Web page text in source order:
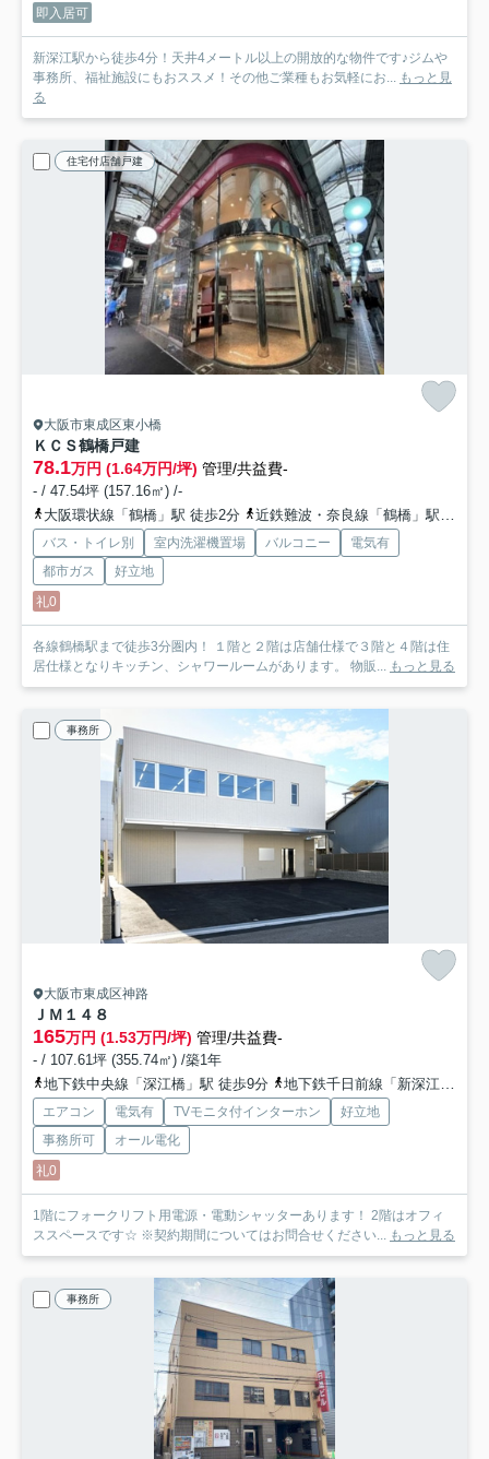
即入居可
新深江駅から徒歩4分！天井4メートル以上の開放的な物件です♪ジムや
事務所、福祉施設にもおススメ！その他ご業種もお気軽にお...
もっと見
る
住宅付店舗戸建
大阪市東成区東小橋
ＫＣＳ鶴橋戸建
78.1万円 (1.64万円/坪) 管理/共益費-
- / 47.54坪 (157.16㎡) /-
大阪環状線「鶴橋」駅 徒歩2分
近鉄難波・奈良線「鶴橋」駅 徒歩2分
バス・トイレ別 室内洗濯機置場 バルコニー
電気有
都市ガス
好立地
礼0
各線鶴橋駅まで徒歩3分圏内！ １階と２階は店舗仕様で３階と４階は住
居仕様となりキッチン、シャワールームがあります。 物販...
もっと見る
事務所
大阪市東成区神路
ＪＭ１４８
165万円 (1.53万円/坪) 管理/共益費-
- / 107.61坪 (355.74㎡) /築1年
地下鉄中央線「深江橋」駅 徒歩9分
地下鉄千日前線「新深江」駅 徒歩10分
エアコン 電気有 TVモニタ付インターホン
好立地
事務所可
オール電化
礼0
1階にフォークリフト用電源・電動シャッターあります！ 2階はオフィ
ススペースです☆ ※契約期間についてはお問合せください...
もっと見る
事務所